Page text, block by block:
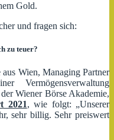
Gold.
und fragen sich:
zu teuer?
Wien, Managing Partner
Vermögensverwaltung
Wiener Börse Akademie,
2021, wie folgt: „Unserer
sehr billig. Sehr preiswert